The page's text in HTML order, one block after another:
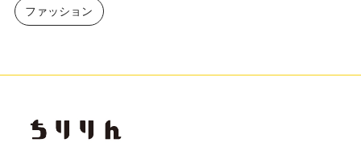
ファッション